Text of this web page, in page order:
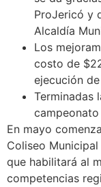
ProJericó y
Alcaldía
Los
costo de
ejecución
Terminadas
En mayo
Coliseo
que habilitará al
competencias